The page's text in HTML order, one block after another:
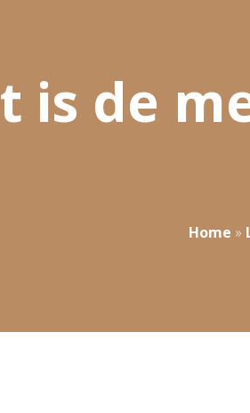
is de
Home »